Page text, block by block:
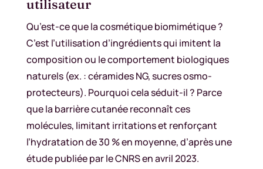
utilisateur
Qu’est-ce que la cosmétique biomimétique ?
C’est l’utilisation d’ingrédients qui imitent la
composition ou le comportement biologiques
naturels (ex. : céramides NG, sucres osmo-
protecteurs). Pourquoi cela séduit-il ? Parce
que la barrière cutanée reconnaît ces
molécules, limitant irritations et renforçant
l’hydratation de 30 % en moyenne, d’après une
étude publiée par le CNRS en avril 2023.